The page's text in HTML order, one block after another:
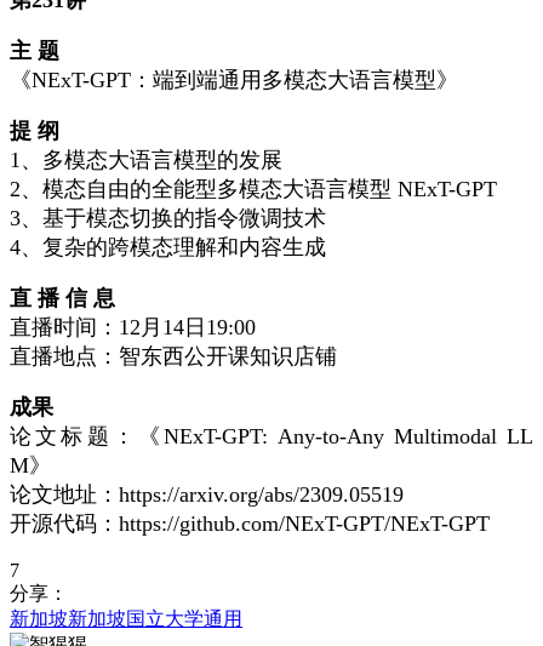
主 题
《NExT-GPT：端到端通用多模态大语言模型》
提 纲
1、多模态大语言模型的发展
2、模态自由的全能型多模态大语言模型 NExT-GPT
3、基于模态切换的指令微调技术
4、复杂的跨模态理解和内容生成
直 播 信 息
直播时间：12月14日19:00
直播地点：智东西公开课知识店铺
成果
论文标题：《NExT-GPT: Any-to-Any Multimodal LL
M》
论文地址：https://arxiv.org/abs/2309.05519
开源代码：https://github.com/NExT-GPT/NExT-GPT
7
分享：
新加坡新加坡国立大学通用